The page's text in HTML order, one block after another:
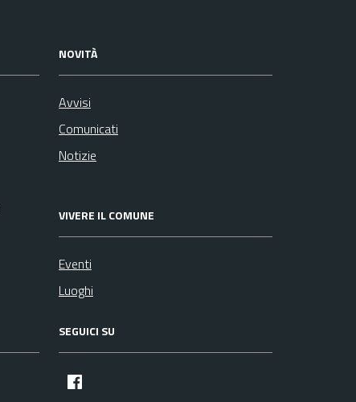
NOVITÀ
Avvisi
Comunicati
Notizie
VIVERE IL COMUNE
Eventi
Luoghi
SEGUICI SU